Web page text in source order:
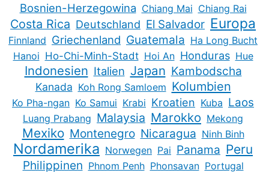
Bosnien-Herzegowina Chiang Mai Chiang Rai
Costa Rica Deutschland El Salvador Europa
Finnland Griechenland Guatemala Ha Long Bucht
Hanoi Ho-Chi-Minh-Stadt Hoi An Honduras Hue
Indonesien Italien Japan Kambodscha
Kanada Koh Rong Samloem Kolumbien
Ko Pha-ngan Ko Samui Krabi Kroatien Kuba Laos
Luang Prabang Malaysia Marokko Mekong
Mexiko Montenegro Nicaragua Ninh Binh
Nordamerika Norwegen Pai Panama Peru
Philippinen Phnom Penh Phonsavan Portugal